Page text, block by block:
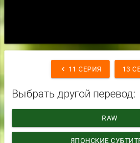
chevron_left 11 СЕРИЯ 13
Выбрать другой перевод:
RAW
ЯПОНСКИЕ